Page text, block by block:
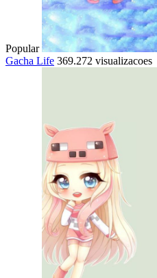
Popular
Gacha Life 369.272 visualizacoes